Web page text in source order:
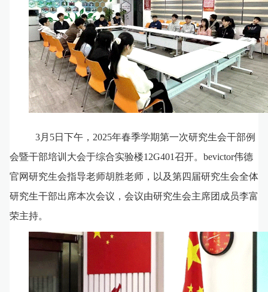
3月5日下午，2025年春季学期第一次研究生会干部例
会暨干部培训大会于综合实验楼12G401召开。bevictor伟德
官网研究生会指导老师胡胜老师，以及第四届研究生会全体
研究生干部出席本次会议，会议由研究生会主席团成员李富
荣主持。